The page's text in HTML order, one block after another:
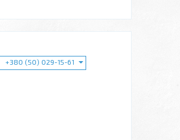
+380 (50) 029-15-61